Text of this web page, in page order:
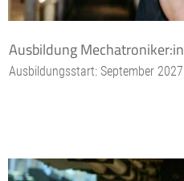
Ausbildung Mechatroniker:in
Ausbildungsstart: September 2027